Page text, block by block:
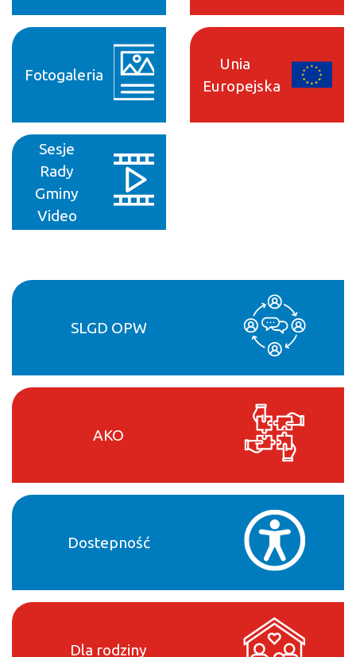
Fotogaleria
Sesje
Rady
Gminy
Video
Unia
Europejska
SLGD OPW
AKO
Dostepność
Dla rodziny